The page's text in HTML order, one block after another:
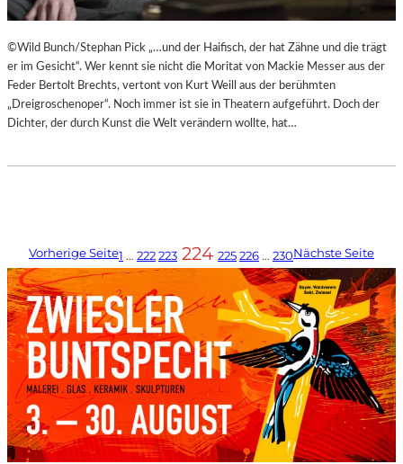
©Wild Bunch/Stephan Pick „…und der Haifisch, der hat Zähne und die trägt
er im Gesicht“. Wer kennt sie nicht die Moritat von Mackie Messer aus der
Feder Bertolt Brechts, vertont von Kurt Weill aus der berühmten
„Dreigroschenoper“. Noch immer ist sie in Theatern aufgeführt. Doch der
Dichter, der durch Kunst die Welt verändern wollte, hat…
Vorherige Seite1 … 222223 224 225226 … 230Nächste Seite